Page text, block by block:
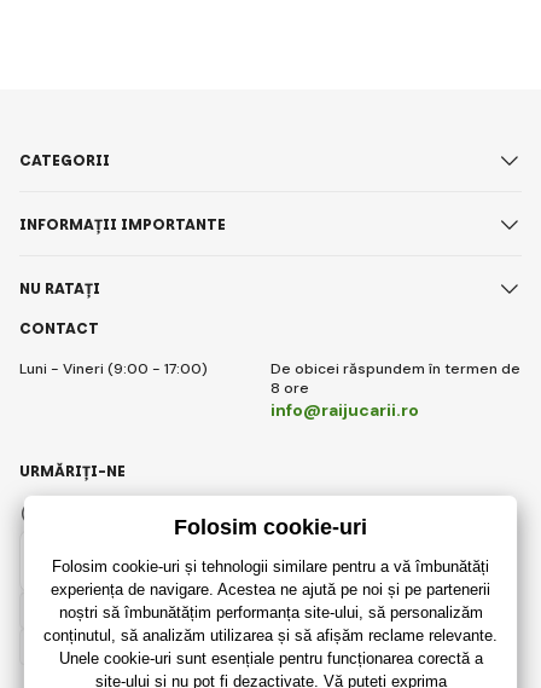
CONTACT
Luni - Vineri (9:00 - 17:00)
De obicei răspundem în termen de
8 ore
info@raijucarii.ro
CATEGORII
INFORMAȚII IMPORTANTE
NU RATAȚI
Romanian
URMĂRIȚI-NE
Instagram